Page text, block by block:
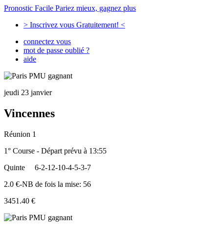
Pronostic Facile Pariez mieux, gagnez plus
> Inscrivez vous Gratuitement! <
connectez vous
mot de passe oublié ?
aide
jeudi 23 janvier
Vincennes
Réunion 1
1° Course - Départ prévu à 13:55
Quinte
6-2-12-10-4-5-3-7
2.0 €-NB de fois la mise: 56
3451.40 €